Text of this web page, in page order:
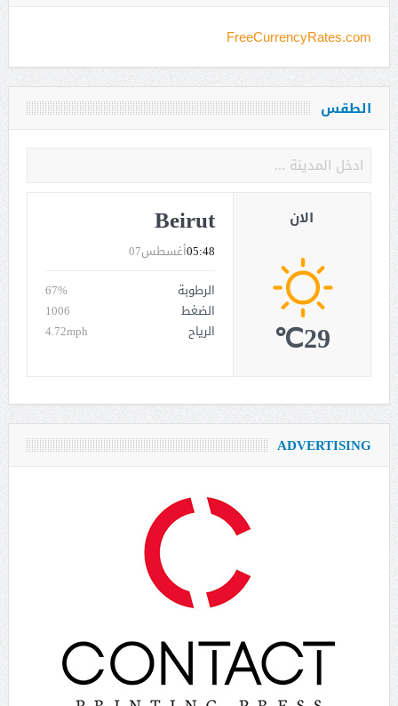
FreeCurrencyRates.com
الطقس
Beirut
أغسطس0705:48
الرطوبة
67%
الضغط
1006
الرياح
4.72mph
الان
29℃
ADVERTISING